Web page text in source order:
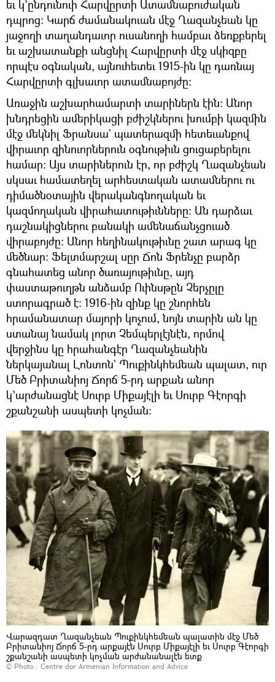
եւ կ’ընդունուի Հարվըրտի Ատամնաբուժական
դպրոց: Կարճ ժամանակուան մէջ Ղազանչեան կը
յաջողի տաղանդաւոր ուսանողի համբաւ ձեռքբերել
եւ աշխատանքի անցնիլ Հարվըրտի մէջ սկիզբը
որպէս օգնական, այնուհետեւ 1915-ին կը դառնայ
Հարվըրտի գլխաւոր ատամնաբոյժը:
Առաջին աշխարհամարտի տարիներն էին: Անոր
խնդրեցին ամերիկացի բժիշկներու խումբի կազմին
մէջ մեկնիլ Ֆրանսա` պատերազմի հետեւանքով
վիրաւոր զինուորներուն օգնութիւն ցուցաբերելու
համար: Այս տարիներուն էր, որ բժիշկ Ղազանչեան
սկսաւ համատեղել արհեստական ատամներու ու
դիմածնօտային վերականգնողական եւ
կազմողական վիրահատութիւնները: Ան դարձաւ
դաշնակիցներու բանակի ամենաճանչցուած
վիրաբոյժը: Անոր հեղինակութիւնը շատ արագ կը
մեծնար: Ֆելտմարշալ սըր Ճոն Ֆրենչը բարձր
գնահատեց անոր ծառայութիւնը, այդ
փաստաթուղթն անձամբ Ուինսթըն Չերչըլը
ստորագրած է: 1916-ին զինք կը շնորհեն
հրամանատար մայորի կոչում, նոյն տարին ան կը
ստանայ նամակ լորտ Չեմպերլէյնէն, որմով
վերջինս կը հրահանգէր Ղազանչեանին
ներկայանալ Լոնտոն` Պուքինկհեմեան պալատ, ուր
Մեծ Բրիտանիոյ Ճորճ 5-րդ արքան անոր
կ’արժանացնէ Սուրբ Միքայէլի եւ Սուրբ Գէորգի
շքանշանի ասպետի կոչման:
Վարազդատ Ղազանչեան Պուքինկհեմեան պալատին մէջ Մեծ
Բրիտանիոյ Ճորճ 5-րդ արքայէն Սուրբ Միքայէլի եւ Սուրբ Գէորգի
շքանշանի ասպետի կոչման արժանանալէն ետք
© Photo : Centre dor Armenian Information and Advice